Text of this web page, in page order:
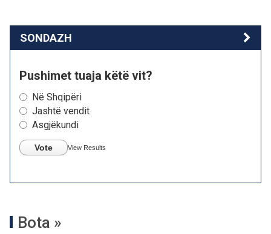
SONDAZH
Pushimet tuaja këtë vit?
Në Shqipëri
Jashtë vendit
Asgjëkundi
Vote View Results
Bota »